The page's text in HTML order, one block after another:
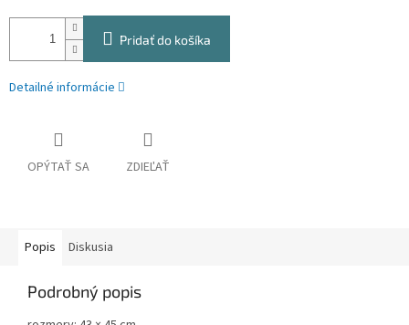
Pridať do košíka
Detailné informácie
OPÝTAŤ SA ZDIEĽAŤ
Popis Diskusia
Podrobný popis